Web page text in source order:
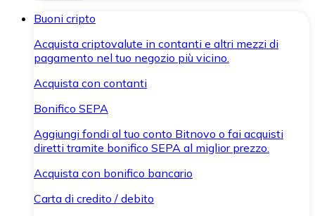
Buoni cripto
Acquista criptovalute in contanti e altri mezzi di
pagamento nel tuo negozio più vicino.
Acquista con contanti
Bonifico SEPA
Aggiungi fondi al tuo conto Bitnovo o fai acquisti
diretti tramite bonifico SEPA al miglior prezzo.
Acquista con bonifico bancario
Carta di credito / debito